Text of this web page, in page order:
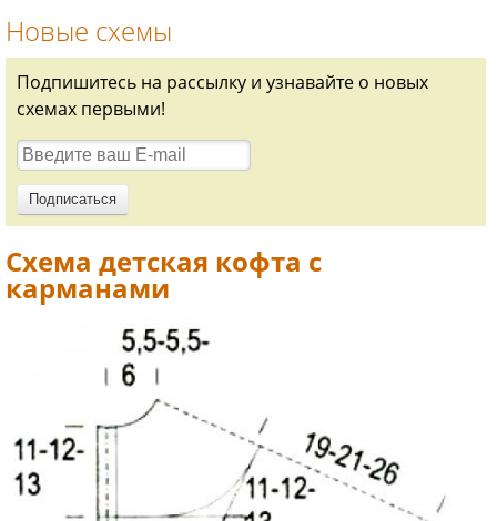
Новые схемы
Подпишитесь на рассылку и узнавайте о новых
схемах первыми!
Схема детская кофта с
карманами